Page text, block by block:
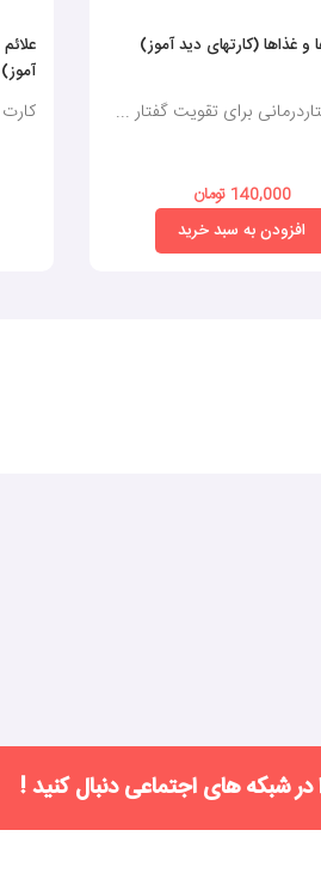
و غذاها (کارتهای دید آموز)
برای تقویت گفتار ...
140,000 تومان
افزودن به سبد خرید
آموز)
در شبکه های اجتماعی دنبال کنید !